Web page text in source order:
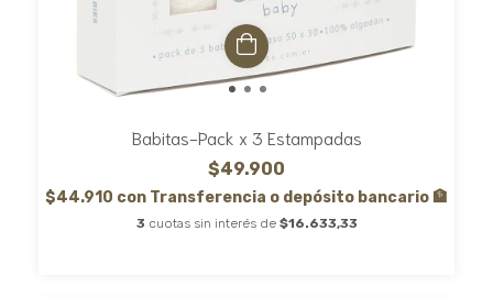
Babitas-Pack x 3 Estampadas
$49.900
$44.910 con Transferencia o depósito bancario 🏦
3 cuotas sin interés de $16.633,33